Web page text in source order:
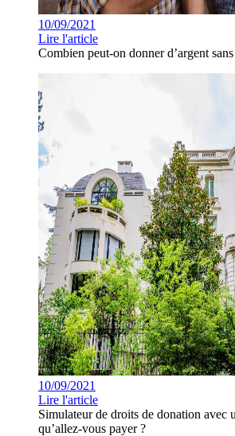
10/09/2021
Lire l'article
Combien peut-on donner d’argent
10/09/2021
Lire l'article
Simulateur de droits de donation avec
qu’allez-vous payer ?